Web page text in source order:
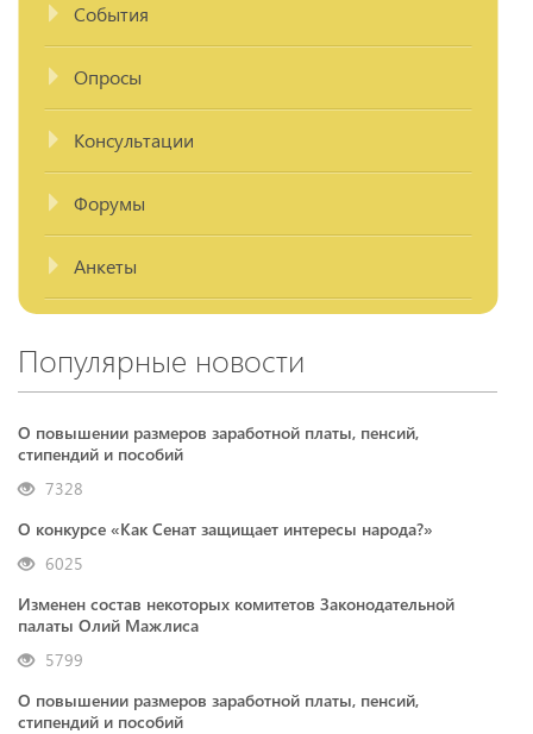
События
Опросы
Консультации
Форумы
Анкеты
Популярные новости
О повышении размеров заработной платы, пенсий,
стипендий и пособий
7328
О конкурсе «Как Сенат защищает интересы народа?»
6025
Изменен состав некоторых комитетов Законодательной
палаты Олий Мажлиса
5799
О повышении размеров заработной платы, пенсий,
стипендий и пособий